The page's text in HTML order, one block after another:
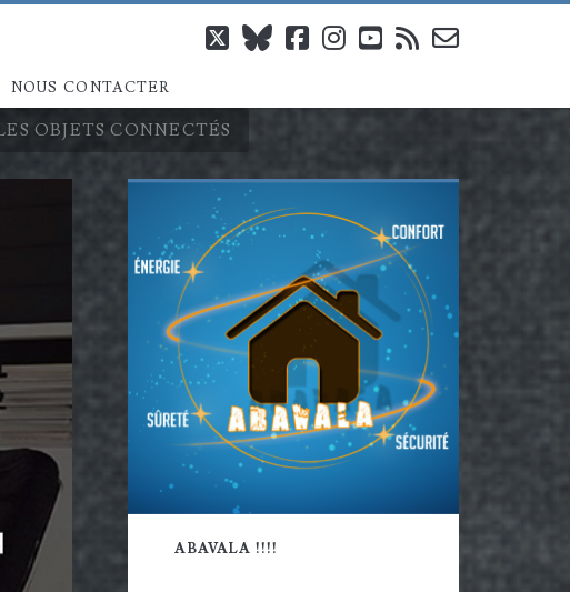
NOUS CONTACTER
twitterblueskyfacebook
instagram
youtube
rss email-
OBJETS CONNECTÉS
Barre
latérale
principale
ABAVALA !!!!